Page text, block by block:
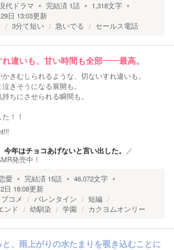
代ドラマ 完結済 1話 1,318文字
日 13:03更新
3分て短い 急いでる セールス電話
れ違いも、甘い時間も全部——最高。
きむしられるような、切ないすれ違いも。
きそうになる展開も。
ちにさせられる瞬間も。
！！
今年はチョコあげないと言い出した。
／
発売中！
愛 完結済 15話 46,072文字
日 18:08更新
コメ バレンタイン
短編
ンド
幼馴染 学園 カクヨムオンリー
と、雨上がりの水たまりを覗き込むことに